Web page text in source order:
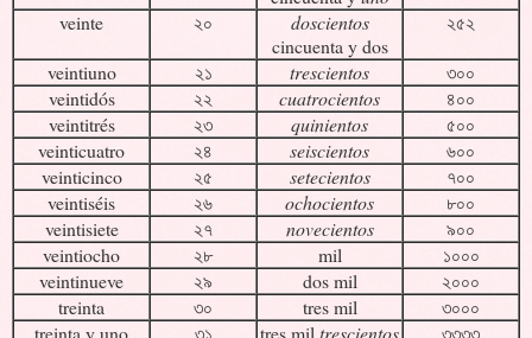
veinte
২০
doscientos
cincuenta y dos
২৫২
veintiuno
২১ trescientos
৩০০
veintidós
২২ cuatrocientos
৪০০
veintitrés
২৩ quinientos
৫০০
veinticuatro
২৪ seiscientos
৬০০
veinticinco
২৫ setecientos
৭০০
veintiséis
২৬ ochocientos
৮০০
veintisiete
২৭ novecientos
৯০০
veintiocho
২৮ mil
১০০০
veintinueve
২৯ dos mil
২০০০
treinta
৩০ tres mil
৩০০০
treinta y uno
৩১ tres miltrescientos
৩৩৩৩